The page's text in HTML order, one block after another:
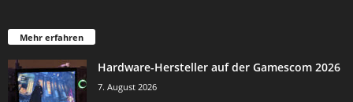
Mehr erfahren
Hardware-Hersteller auf der Gamescom 2026
7. August 2026